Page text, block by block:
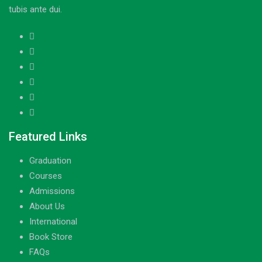
tubis ante dui.
Featured Links
Graduation
Courses
Admissions
About Us
International
Book Store
FAQs